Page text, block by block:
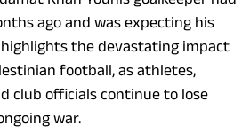
ago and was expecting his
the devastating impact
football, as athletes,
club officials continue to lose
war.